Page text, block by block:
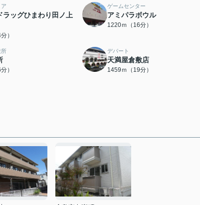
ア
ラッグひまわり田ノ上
）
ゲームセンター
アミパラボウル
1220ｍ（16分）
所
）
デパート
天満屋倉敷店
1459ｍ（19分）